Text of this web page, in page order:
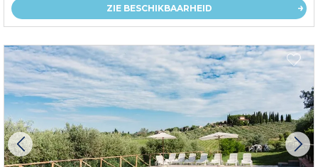
ZIE BESCHIKBAARHEID